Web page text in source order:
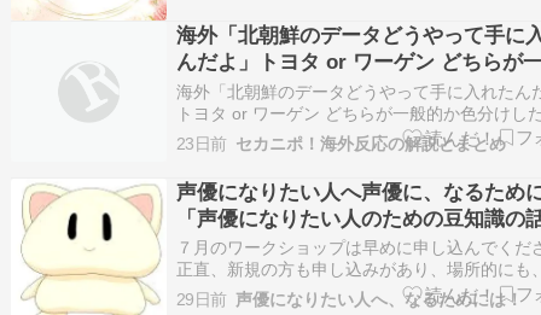
をお届けしています気学の豆知…
海外「北朝鮮のデータどうやって手に
んだよ」トヨタ or ワーゲン どちらが
か色分けした世界地図に総ツッコミ【
反応】
海外「北朝鮮のデータどうやって手に入れたん
トヨタ or ワーゲン どちらが一般的か色分けし
地図に総ツッコミ【海外の反応】 海外の反応
r/MapPorn トヨタ フォルクスワーゲン 自動車
「北朝鮮のデータどうやって手に入れたんだよ
タ or …
23日前 セカニポ！海外反応の解説とまとめ
声優になりたい人へ声優に、なるため
「声優になりたい人のための豆知識の
1015」#2875
７月のワークショップは早めに申し込んでくだ
正直、新規の方も申し込みがあり、場所的にも
来てくれている方はわかると思いますが、少人
29日前 声優になりたい人へ、なるためには！